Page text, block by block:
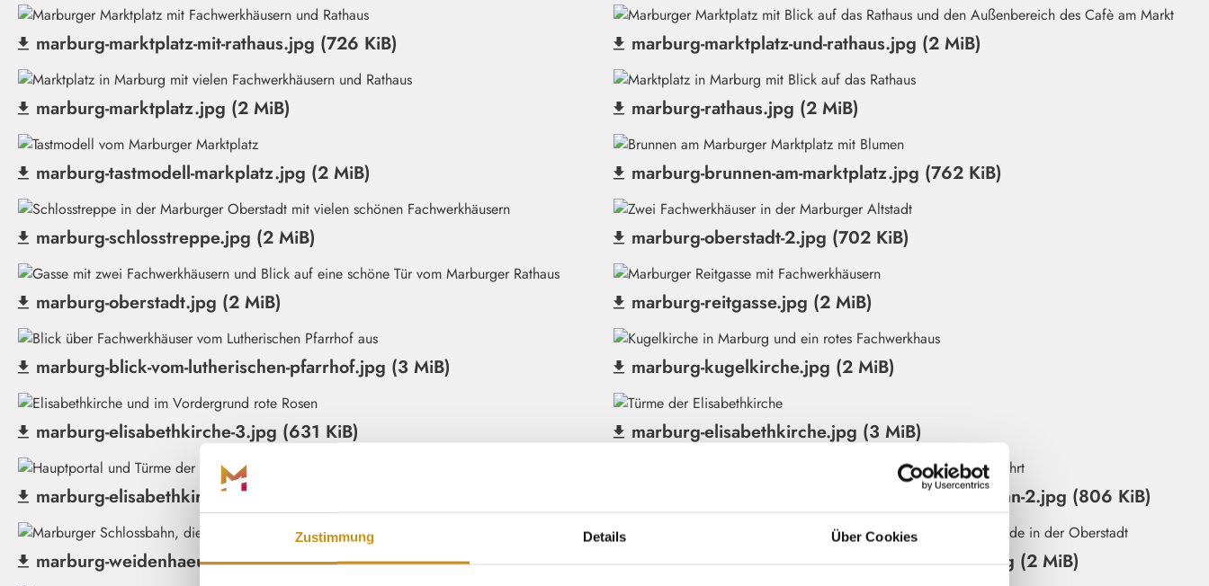
Zustimmung Details Über Cookies
marburg-marktplatz-mit-rathaus.jpg (726 KiB)
(Datei herunterladen) marburg-marktplatz-und-rathaus.jpg (2 MiB)
(Datei herunterladen)
marburg-marktplatz.jpg (2 MiB)
(Datei herunterladen) marburg-rathaus.jpg (2 MiB)
(Datei herunterladen)
marburg-tastmodell-markplatz.jpg (2 MiB)
(Datei herunterladen) marburg-brunnen-am-marktplatz.jpg (762 KiB)
(Datei herunterladen)
marburg-schlosstreppe.jpg (2 MiB)
(Datei herunterladen) marburg-oberstadt-2.jpg (702 KiB)
(Datei herunterladen)
marburg-oberstadt.jpg (2 MiB)
(Datei herunterladen) marburg-reitgasse.jpg (2 MiB)
(Datei herunterladen)
marburg-blick-vom-lutherischen-pfarrhof.jpg (3 MiB)
(Datei herunterladen) marburg-kugelkirche.jpg (2 MiB)
(Datei herunterladen)
marburg-elisabethkirche-3.jpg (631 KiB)
(Datei herunterladen) marburg-elisabethkirche.jpg (3 MiB)
(Datei herunterladen)
marburg-elisabethkirche-2.jpg (2 MiB)
(Datei herunterladen) marburg-weidenhaeuser-strasse-und-schlossbahn-2.jpg (806 KiB)
marburg-weidenhaeuser-strasse-und-schlossbahn.jpg (734 KiB)
(Datei herunterladen) marburg-froschkoenig-an-der-wasserscheide.jpg (2 MiB)
(Datei herunterladen)